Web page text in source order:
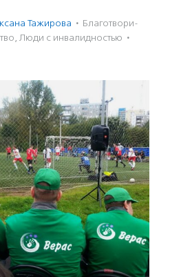
Тажирова · Благотвори­
, Люди с инвалидностью ·